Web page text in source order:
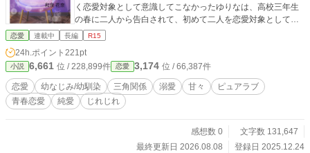
く恋愛対象として意識してこなかったゆりなは、高校三年生
の春に二人から告白されて、初めて二人を恋愛対象として意
識し始めて…。 果たしてゆりなはどちらを選ぶのか？！幼な
今作だけでも充分、物語を楽しめるようになっております 前
作を読むとより登場人物の理解度が深まりますので、もしよ
かったら前作も読んで頂けますと幸いです
恋愛 連載中 長編 R15
24h.ポイント 221pt
小説 6,661 位 / 228,899件 恋愛 3,174 位 / 66,387件
恋愛 幼なじみ/幼馴染 三角関係 溺愛 甘々
ピュアラブ
青春恋愛
純愛 じれじれ
感想数 0
文字数 131,647
最終更新日 2026.08.08
登録日 2025.12.24